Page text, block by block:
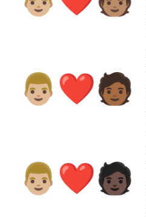
👨🏼‍❤️‍🧑🏾
👨🏼‍❤️‍🧑🏿